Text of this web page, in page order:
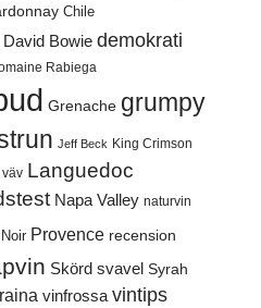
Chile
David Bowie demokrati
Rabiega
Grenache grumpy
Jeff Beck King Crimson
väv Languedoc
Napa Valley naturvin
Provence recension
Skörd svavel Syrah
vinfrossa vintips